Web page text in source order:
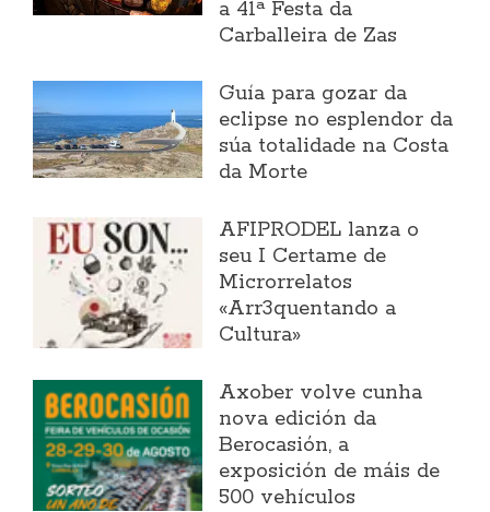
a 41ª Festa da
Carballeira de Zas
Guía para gozar da
eclipse no esplendor da
súa totalidade na Costa
da Morte
AFIPRODEL lanza o
seu I Certame de
Microrrelatos
«Arr3quentando a
Cultura»
Axober volve cunha
nova edición da
Berocasión, a
exposición de máis de
500 vehículos